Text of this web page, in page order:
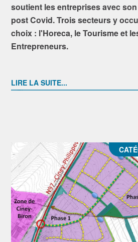
soutient les entreprises avec
post Covid. Trois secteurs y
choix : l'Horeca, le Tourisme et
Entrepreneurs.
LIRE LA SUITE...